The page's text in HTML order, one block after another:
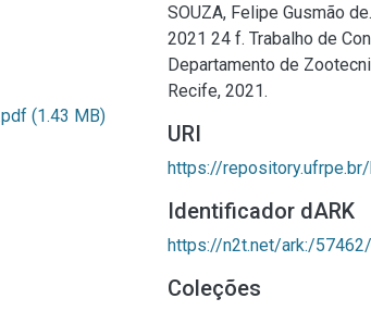
(1.43 MB)
SOUZA, Felipe Gusmão
2021 24 f. Trabalho de
Departamento de
Recife, 2021.
URI
https://
Identificador dARK
https://n2t.net/ark:/
Coleções